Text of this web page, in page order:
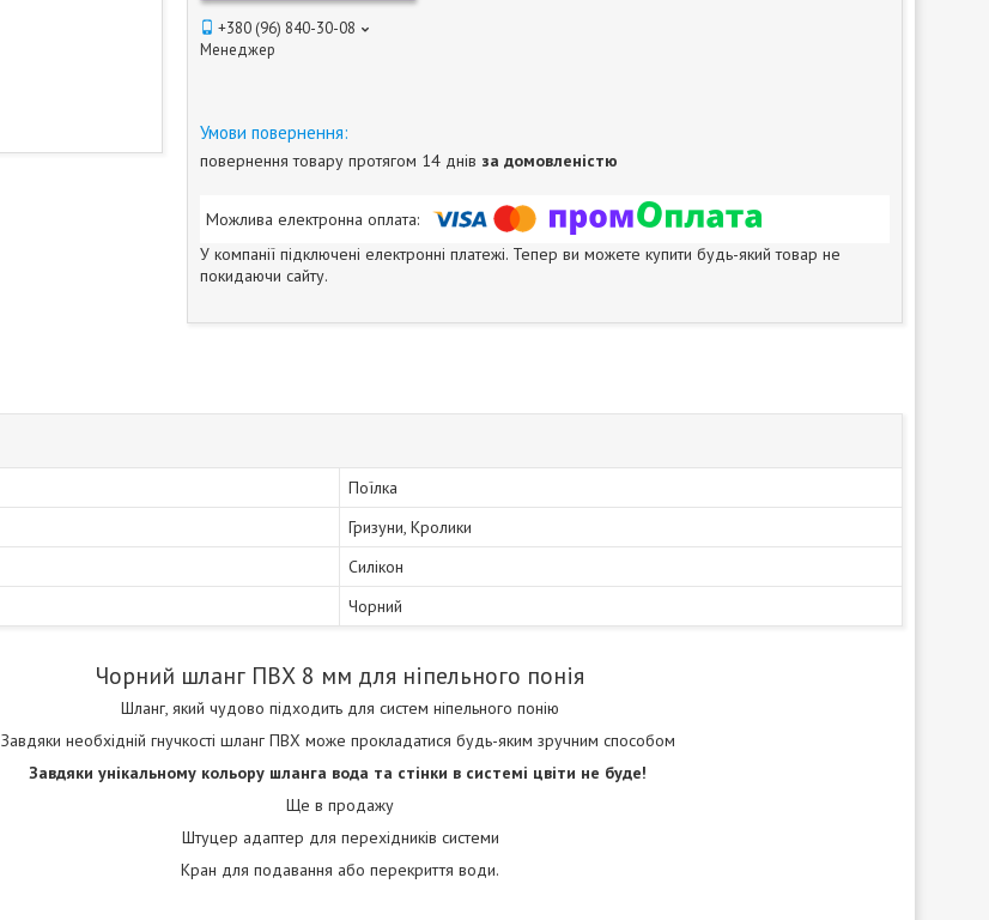
+380 (96) 840-30-08
Менеджер
повернення товару протягом 14 днів за домовленістю
У компанії підключені електронні платежі. Тепер ви можете купити будь-який товар не
покидаючи сайту.
Поїлка
Гризуни, Кролики
Силікон
Чорний
Чорний шланг ПВХ 8 мм для ніпельного понія
Шланг, який чудово підходить для систем ніпельного понію
Завдяки необхідній гнучкості шланг ПВХ може прокладатися будь-яким зручним способом
Завдяки унікальному кольору шланга вода та стінки в системі цвіти не буде!
Ще в продажу
Штуцер адаптер для перехідників системи
Кран для подавання або перекриття води.